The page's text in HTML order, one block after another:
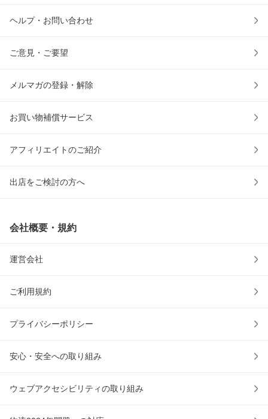
ヘルプ・お問い合わせ
ご意見・ご要望
メルマガの登録・解除
お買い物補償サービス
アフィリエイトのご紹介
出店をご検討の方へ
会社概要・規約
運営会社
ご利用規約
プライバシーポリシー
安心・安全への取り組み
ウェブアクセシビリティの取り組み